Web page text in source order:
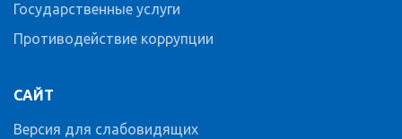
Государственные услуги
Противодействие коррупции
САЙТ
Версия для слабовидящих